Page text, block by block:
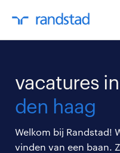
vacatures in
den haag
Welkom bij Randstad!
vinden van een baan.